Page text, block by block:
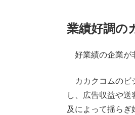
業績好調の
好業績の企業が
カカクコムのビ
し、広告収益や
及によって揺らぎ